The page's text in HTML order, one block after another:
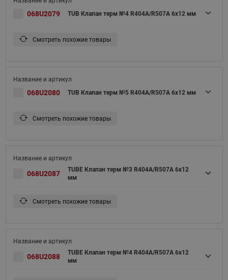
068U2079 TUB Клапан терм №4 R404A/R507A 6x12 мм
Смотреть похожие товары
068U2080 TUB Клапан терм №5 R404A/R507A 6x12 мм
Смотреть похожие товары
068U2087
TUBE Клапан терм №3 R404A/R507A 6x12
мм
Смотреть похожие товары
068U2088
TUBE Клапан терм №4 R404A/R507A 6x12
мм